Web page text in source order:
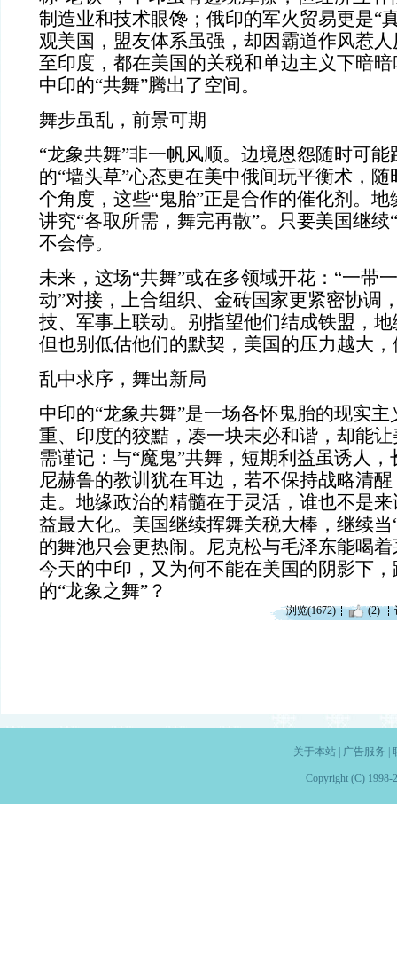
制造业和技术眼馋；俄印的军火贸易更是“
观美国，盟友体系虽强，却因霸道作风惹
至印度，都在美国的关税和单边主义下暗
中印的“共舞”腾出了空间。
舞步虽乱，前景可期
“龙象共舞”非一帆风顺。边境恩怨随时可
的“墙头草”心态更在美中俄间玩平衡术，随
个角度，这些“鬼胎”正是合作的催化剂。
讲究“各取所需，舞完再散”。只要美国继续
不会停。
未来，这场“共舞”或在多领域开花：“一带
动”对接，上合组织、金砖国家更紧密协调
技、军事上联动。别指望他们结成铁盟，
但也别低估他们的默契，美国的压力越大
乱中求序，舞出新局
中印的“龙象共舞”是一场各怀鬼胎的现实
重、印度的狡黠，凑一块未必和谐，却能
需谨记：与“魔鬼”共舞，短期利益虽诱人
尼赫鲁的教训犹在耳边，若不保持战略清
走。地缘政治的精髓在于灵活，谁也不是
益最大化。美国继续挥舞关税大棒，继续当
的舞池只会更热闹。尼克松与毛泽东能喝
今天的中印，又为何不能在美国的阴影下
的“龙象之舞”？
浏览(1672) (2)
关于本站| 广告服务
Copyright (C) 1998-